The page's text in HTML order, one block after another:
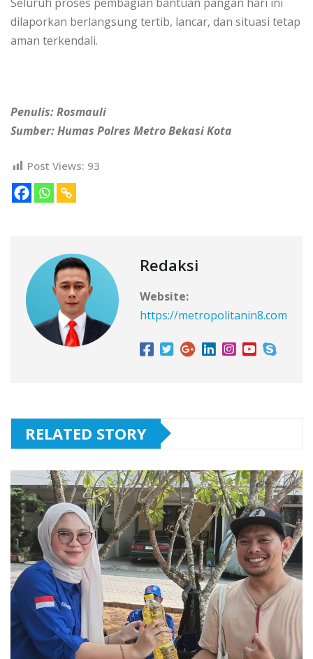
dilaporkan berlangsung tertib, lancar, dan situasi tetap
aman terkendali.
Penulis: Rosmauli
Sumber: Humas Polres Metro Bekasi Kota
Post Views: 93
Redaksi
Website:
https://metropolitanin8.com
RELATED STORY